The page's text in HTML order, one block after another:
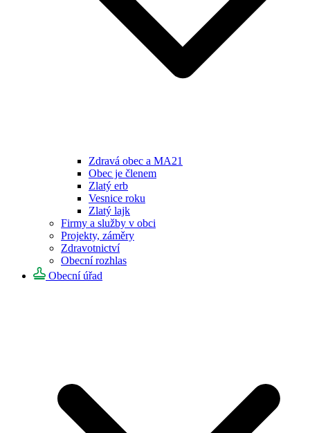
Zdravá obec a MA21
Obec je členem
Zlatý erb
Vesnice roku
Zlatý lajk
Firmy a služby v obci
Projekty, záměry
Zdravotnictví
Obecní rozhlas
Obecní úřad